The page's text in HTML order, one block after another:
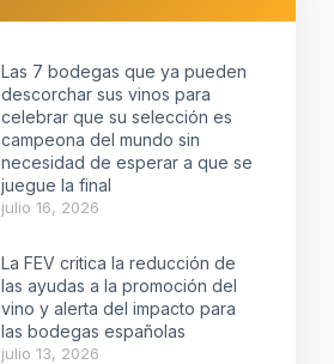
Las 7 bodegas que ya pueden
descorchar sus vinos para
celebrar que su selección es
campeona del mundo sin
necesidad de esperar a que se
juegue la final
julio 16, 2026
La FEV critica la reducción de
las ayudas a la promoción del
vino y alerta del impacto para
las bodegas españolas
julio 13, 2026